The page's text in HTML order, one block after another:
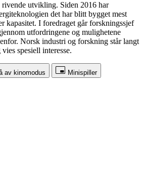
rivende utvikling. Siden 2016 har
det har blitt bygget mest
kapasitet. I foredraget går forskningssjef
utfordringene og mulighetene
Norsk industri og forskning står langt
spesiell interesse.
av kinomodus Minispiller